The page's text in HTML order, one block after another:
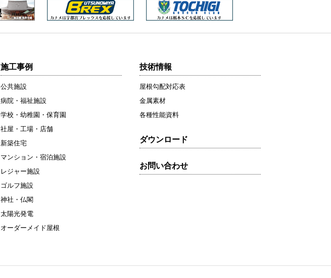
施工事例
公共施設
病院・福祉施設
学校・幼稚園・保育園
社屋・工場・店舗
新築住宅
マンション・宿泊施設
レジャー施設
ゴルフ施設
神社・仏閣
太陽光発電
オーダーメイド屋根
技術情報
屋根勾配対応表
金属素材
各種性能資料
ダウンロード
お問い合わせ